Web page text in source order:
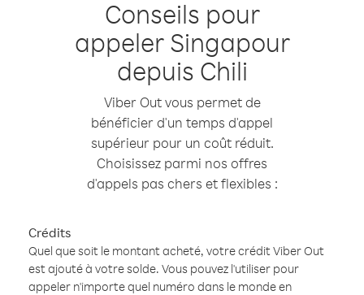
Conseils pour
appeler Singapour
depuis Chili
Viber Out vous permet de
bénéficier d'un temps d'appel
supérieur pour un coût réduit.
Choisissez parmi nos offres
d'appels pas chers et flexibles :
Crédits
Quel que soit le montant acheté, votre crédit Viber Out
est ajouté à votre solde. Vous pouvez l'utiliser pour
appeler n'importe quel numéro dans le monde en